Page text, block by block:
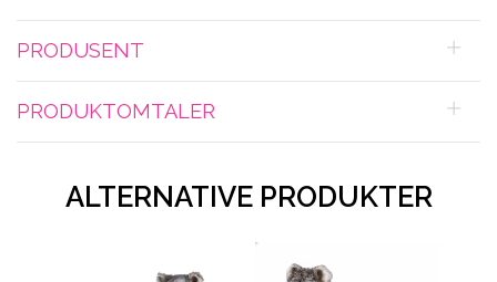
PRODUSENT
PRODUKTOMTALER
ALTERNATIVE PRODUKTER